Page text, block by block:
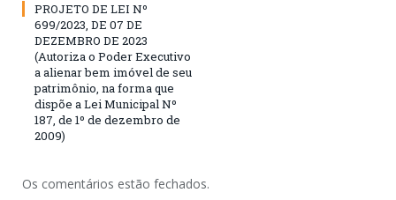
PROJETO DE LEI Nº
699/2023, DE 07 DE
DEZEMBRO DE 2023
(Autoriza o Poder Executivo
a alienar bem imóvel de seu
patrimônio, na forma que
dispõe a Lei Municipal Nº
187, de 1º de dezembro de
2009)
Os comentários estão fechados.